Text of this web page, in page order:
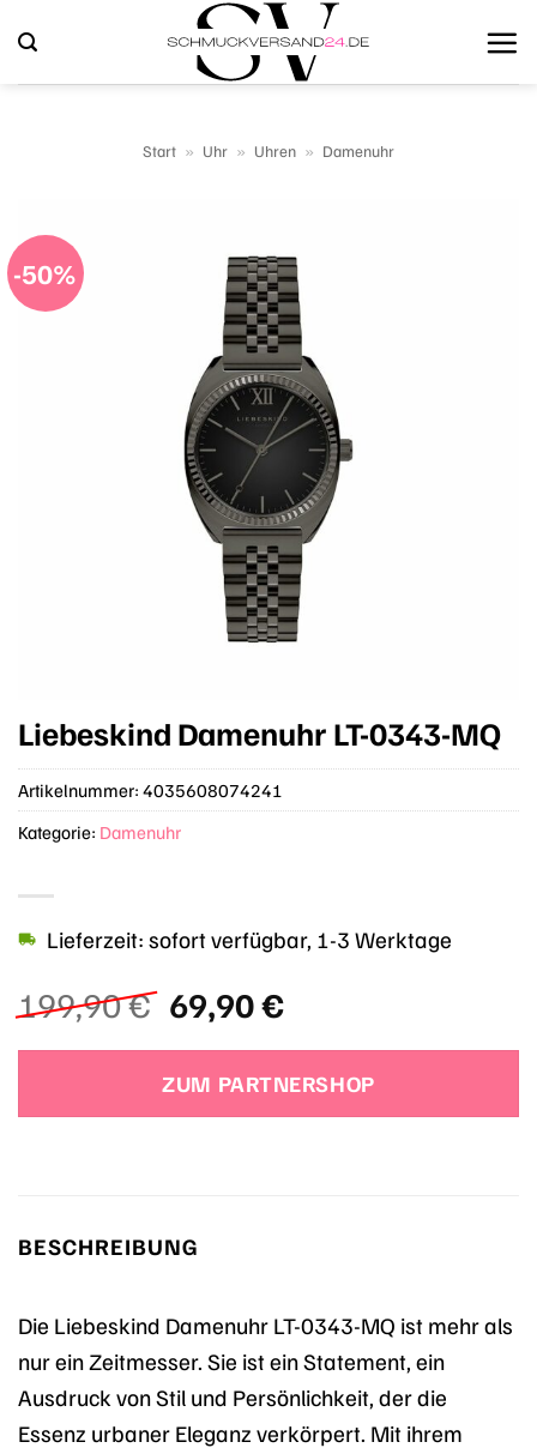
Inhalt
springen
Start » Uhr » Uhren » Damenuhr
-50%
Liebeskind Damenuhr LT-0343-MQ
199,90€ Ursprünglicher
Preis
war:
199,90 €
69,90€Aktueller
ist:
69,90 €.
Lieferzeit: sofort verfügbar, 1-3 Werktage
ZUM PARTNERSHOP
Artikelnummer: 4035608074241
Kategorie: Damenuhr
BESCHREIBUNG
Die Liebeskind Damenuhr LT-0343-MQ ist mehr als
nur ein Zeitmesser. Sie ist ein Statement, ein
Ausdruck von Stil und Persönlichkeit, der die
Essenz urbaner Eleganz verkörpert. Mit ihrem